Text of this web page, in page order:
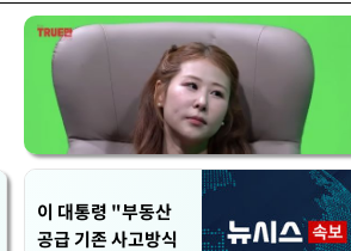
이 대통령 "부동산
공급 기존 사고방식